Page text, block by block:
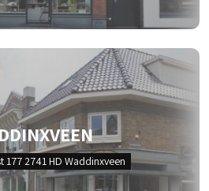
177 2741 HD Waddinxveen